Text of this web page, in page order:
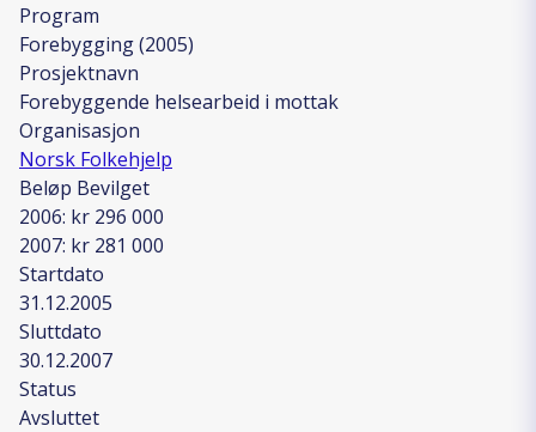
Program
Forebygging (2005)
Prosjektnavn
Forebyggende helsearbeid i mottak
Organisasjon
Norsk Folkehjelp
Beløp Bevilget
2006: kr 296 000
2007: kr 281 000
Startdato
31.12.2005
Sluttdato
30.12.2007
Status
Avsluttet